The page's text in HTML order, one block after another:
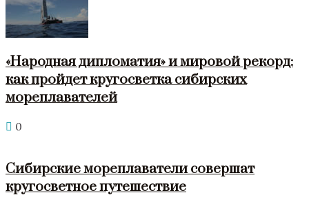
«Народная дипломатия» и мировой рекорд:
как пройдет кругосветка сибирских
мореплавателей
0
Сибирские мореплаватели совершат
кругосветное путешествие